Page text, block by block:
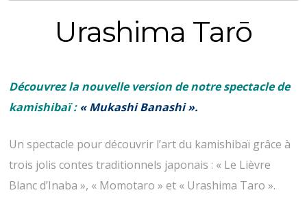
Urashima Tarō
Découvrez la nouvelle version de notre spectacle de
kamishibaï :« Mukashi Banashi ».
Un spectacle pour découvrir l’art du kamishibaï grâce à
trois jolis contes traditionnels japonais : « Le Lièvre
Blanc d’Inaba », « Momotaro » et « Urashima Taro ».